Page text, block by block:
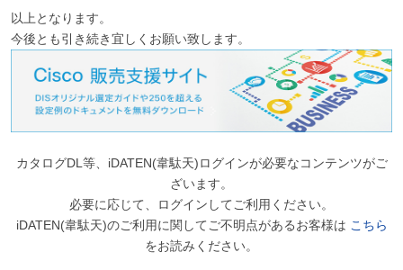
以上となります。
今後とも引き続き宜しくお願い致します。
カタログDL等、iDATEN(韋駄天)ログインが必要なコンテンツがご
ざいます。
必要に応じて、ログインしてご利用ください。
iDATEN(韋駄天)のご利用に関してご不明点があるお客様は こちら
をお読みください。